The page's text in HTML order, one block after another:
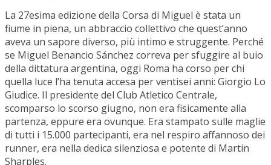
La 27esima edizione della Corsa di Miguel è stata un
fiume in piena, un abbraccio collettivo che quest’anno
aveva un sapore diverso, più intimo e struggente. Perché
se Miguel Benancio Sánchez correva per sfuggire al buio
della dittatura argentina, oggi Roma ha corso per chi
quella luce l’ha tenuta accesa per ventisei anni: Giorgio Lo
Giudice. Il presidente del Club Atletico Centrale,
scomparso lo scorso giugno, non era fisicamente alla
partenza, eppure era ovunque. Era stampato sulle maglie
di tutti i 15.000 partecipanti, era nel respiro affannoso dei
runner, era nella dedica silenziosa e potente di Martin
Sharples.